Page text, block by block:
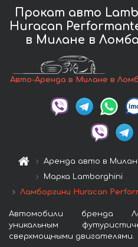
Прокат авто
Huracan
в Милане в
Авто-Аренда в Милане в
Аренда авто в
Марка Lamborghini
Ламборгини Huracan
Автомобили бренда
уникальным
сверхмощными двигателями.